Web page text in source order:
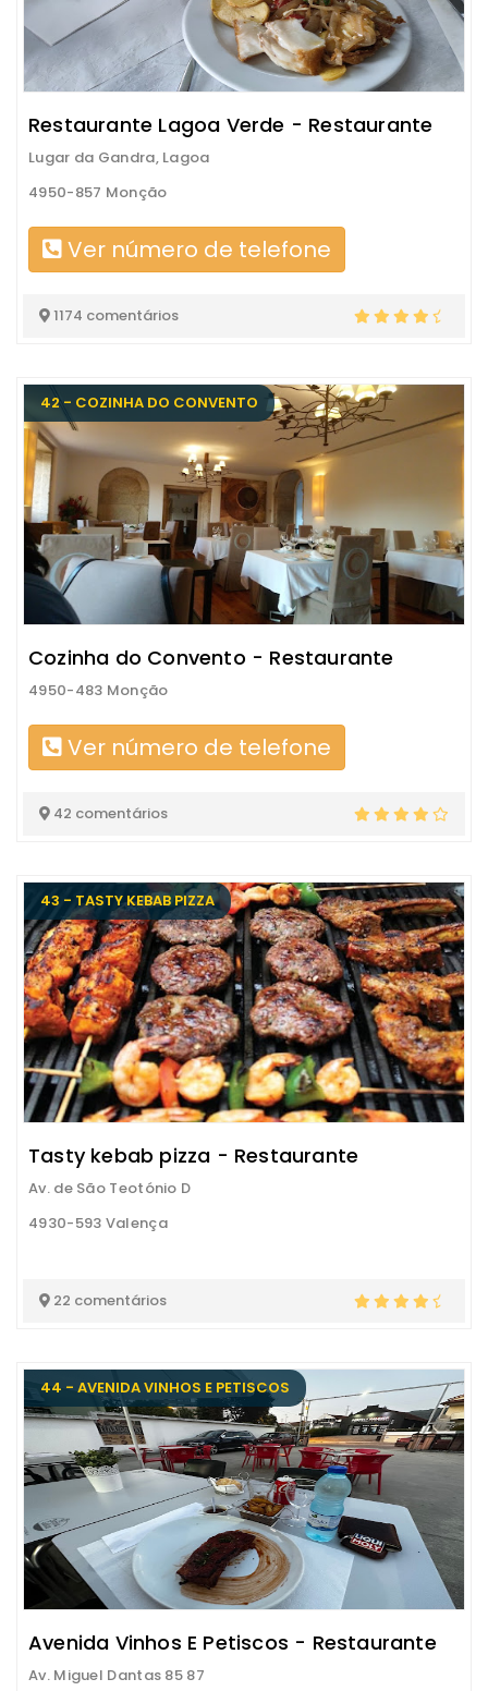
Restaurante Lagoa Verde - Restaurante
Lugar da Gandra, Lagoa
4950-857 Monção
Ver número de telefone
1174 comentários
42 - COZINHA DO CONVENTO
Cozinha do Convento - Restaurante
4950-483 Monção
Ver número de telefone
42 comentários
43 - TASTY KEBAB PIZZA
Tasty kebab pizza - Restaurante
Av. de São Teotónio D
4930-593 Valença
22 comentários
44 - AVENIDA VINHOS E PETISCOS
Avenida Vinhos E Petiscos - Restaurante
Av. Miguel Dantas 85 87